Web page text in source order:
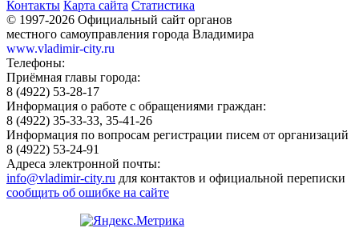
Контакты Карта сайта Статистика
© 1997-2026 Официальный сайт органов
местного самоуправления города Владимира
www.vladimir-city.ru
Телефоны:
Приёмная главы города:
8 (4922) 53-28-17
Информация о работе с обращениями граждан:
8 (4922) 35-33-33, 35-41-26
Информация по вопросам регистрации писем от организаций
8 (4922) 53-24-91
Адреса электронной почты:
info@vladimir-city.ru для контактов и официальной переписки
сообщить об ошибке на сайте